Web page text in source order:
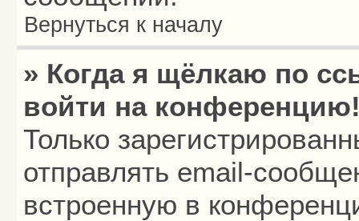
Вернуться к началу
» Когда я щёлкаю по
войти на
Только
отправлять email-
встроенную в